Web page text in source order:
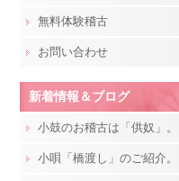
無料体験稽古
お問い合わせ
新着情報＆ブログ
小鼓のお稽古は「供奴」。
小唄「橋渡し」のご紹介。